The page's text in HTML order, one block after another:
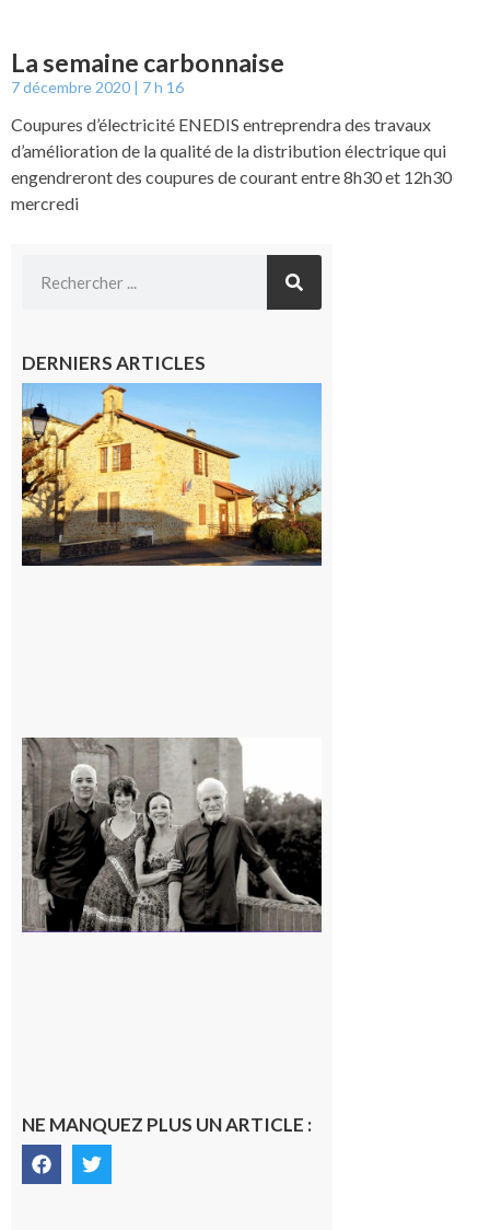
La semaine carbonnaise
7 décembre 2020 7 h 16
Coupures d’électricité ENEDIS entreprendra des travaux
d’amélioration de la qualité de la distribution électrique qui
engendreront des coupures de courant entre 8h30 et 12h30
mercredi
DERNIERS ARTICLES
NE MANQUEZ PLUS UN ARTICLE :